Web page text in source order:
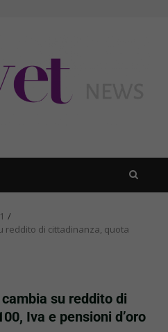
reddito di cittadinanza, quota
su reddito di
Iva e pensioni d’oro